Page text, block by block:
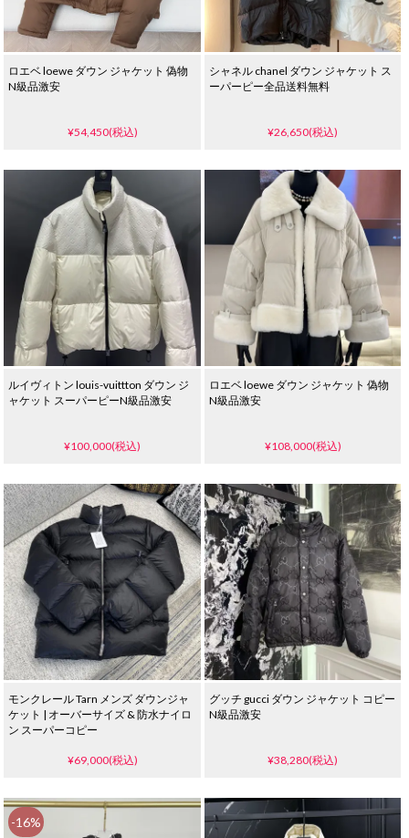
ロエベ loewe ダウン ジャケット 偽物
N級品激安
¥54,450(税込)
シャネル chanel ダウン ジャケット ス
ーパーピー全品送料無料
¥26,650(税込)
ルイヴィトン louis-vuittton ダウン ジ
ャケット スーパーピーN級品激安
¥100,000(税込)
ロエベ loewe ダウン ジャケット 偽物
N級品激安
¥108,000(税込)
モンクレール Tarn メンズ ダウンジャ
ケット | オーバーサイズ & 防水ナイロ
ン スーパーコピー
¥69,000(税込)
グッチ gucci ダウン ジャケット コピー
N級品激安
¥38,280(税込)
-16%